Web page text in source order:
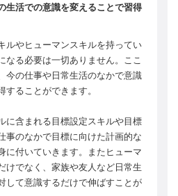
生活での意識を変えることで習得
ルやヒューマンスキルを持ってい
なる必要は一切ありません。ここ
今の仕事や日常生活のなかで意識
ることができます。
に含まれる目標設定スキルや目標
事のなかで目標に向けた計画的な
に付いていきます。またヒューマ
けでなく、家族や友人など日常生
して意識するだけで伸ばすことが